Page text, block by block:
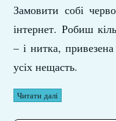
Замовити собі
інтернет. Робиш
– і нитка,
усіх нещасть.
Читати далі